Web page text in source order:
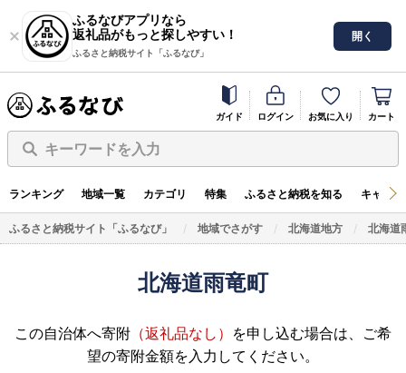
ふるなびアプリなら
返礼品がもっと探しやすい！
ふるさと納税サイト「ふるなび」
開く
ガイド ログイン お気に入り カート
キーワードを入力
ランキング 地域一覧 カテゴリ 特集 ふるさと納税を知る キャン
ふるさと納税サイト「ふるなび」 地域でさがす 北海道地方 北海道
北海道雨竜町
この自治体へ寄附 （返礼品なし） を申し込む場合は、ご希
望の寄附金額を入力してください。